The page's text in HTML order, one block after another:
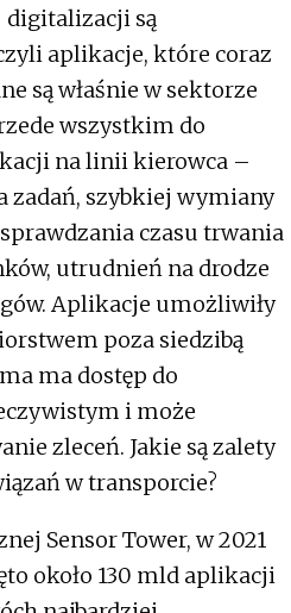
digitalizacji są
aplikacje, które coraz
są właśnie w sektorze
wszystkim do
na linii kierowca –
zadań, szybkiej wymiany
czasu trwania
utrudnień na drodze
Aplikacje umożliwiły
poza siedzibą
ma dostęp do
i może
zleceń. Jakie są zalety
w transporcie?
Sensor Tower, w 2021
około 130 mld aplikacji